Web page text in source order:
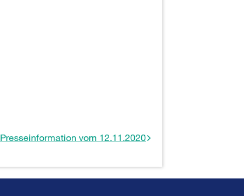
Presseinformation vom 12.11.2020